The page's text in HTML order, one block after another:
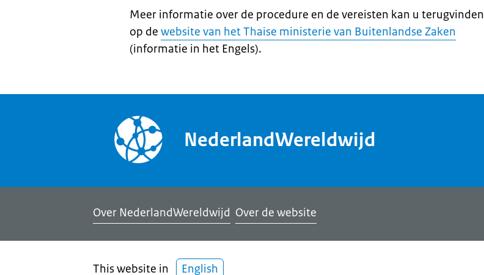
Meer informatie over de procedure en de vereisten kan u terugvinden
op de website van het Thaise ministerie van Buitenlandse Zaken
(informatie in het Engels).
NederlandWereldwijd
Over NederlandWereldwijd Over de website
This website in English